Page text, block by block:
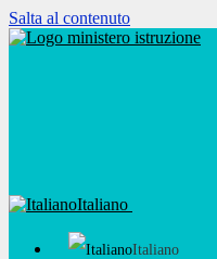
Salta al contenuto
Italiano
Italiano